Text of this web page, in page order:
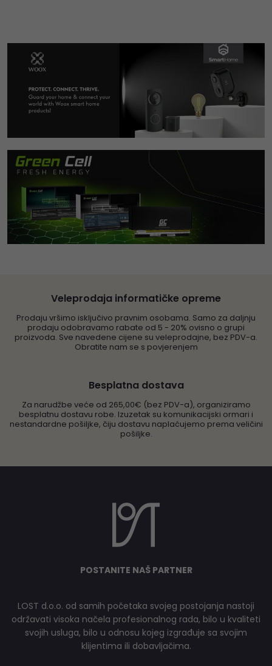
Veleprodaja informatičke opreme
Prodaju vršimo isključivo pravnim osobama. Samo za daljnju
prodaju odobravamo rabate od 5 - 20% ovisno o grupi
proizvoda. Sve navedene cijene su veleprodajne, bez PDV-a.
Obratite nam se s povjerenjem
Besplatna dostava
Za narudžbe veće od 265,00€ (bez PDV-a), organiziramo
besplatnu dostavu robe. Izuzetak su komunikacijski ormari i
nestandardne pošiljke, čiju dostavu naplaćujemo prema veličini
pošiljke.
POSTANITE NAŠ PARTNER
LOST d.o.o. od samih početaka svojeg postojanja nastoji
održavati visoka načela profesionalnog rada, bilo u kvaliteti
svojih usluga, bilo u odnosu kojeg izgrađuje sa svojim
klijentima ili dobavljačima.